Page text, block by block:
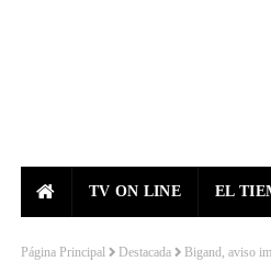
TV ON LINE EL
Página Principal Destacada Bigand, aviso